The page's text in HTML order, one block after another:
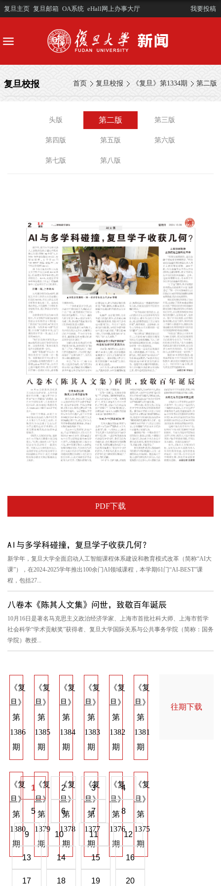
复旦主页 复旦邮箱 OA系统 eHall网上办事大厅 我要投稿
首页 复旦校报 《复旦》第1334期 第二版
复旦校报
头版 第二版 第三版
第四版 第五版 第六版
第七版 第八版
PDF下载
AI与多学科碰撞，复旦学子收获几何？
新学年，复旦大学全面启动人工智能课程体系建设和教育模式改革（简称“AI大
课”），在2024-2025学年推出100余门AI领域课程，本学期61门“AI-BEST”课
程，包括27...
八卷本《陈其人文集》问世，致敬百年诞辰
10月16日是著名马克思主义政治经济学家、上海市首批社科大师、上海市哲学
社会科学“学术贡献奖”获得者、复旦大学国际关系与公共事务学院（简称：国务
学院）教授...
《复
旦》
第
1386
期
《复
旦》
第
1385
期
《复
旦》
第
1384
期
《复
旦》
第
1383
期
《复
旦》
第
1382
期
《复
旦》
第
1381
期
《复
旦》
第
1380
期
《复
旦》
第
1379
期
《复
旦》
第
1378
期
《复
旦》
第
1377
期
《复
旦》
第
1376
期
《复
旦》
第
1375
期
旦》
1 2 3 4
5 6 7 8
9 10 11 12
13 14 15 16
17 18 19 20
往期下载